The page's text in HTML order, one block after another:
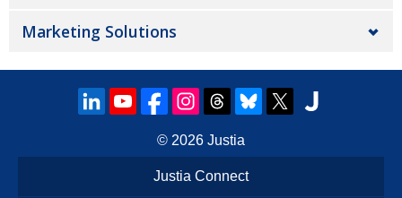
Marketing Solutions
© 2026 Justia
Justia Connect